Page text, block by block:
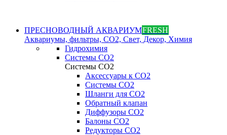
ПРЕСНОВОДНЫЙ АКВАРИУМFRESH
Аквариумы, фильтры, СО2, Свет, Декор, Химия
Гидрохимия
Системы СО2
Системы СО2
Аксессуары к СО2
Системы СО2
Шланги для CO2
Обратный клапан
Диффузоры СO2
Балоны CO2
Редукторы CO2